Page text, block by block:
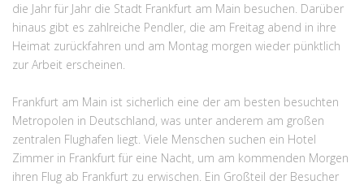
die Jahr für Jahr die Stadt Frankfurt am Main besuchen. Darüber
hinaus gibt es zahlreiche Pendler, die am Freitag abend in ihre
Heimat zurückfahren und am Montag morgen wieder pünktlich
zur Arbeit erscheinen.
Frankfurt am Main ist sicherlich eine der am besten besuchten
Metropolen in Deutschland, was unter anderem am großen
zentralen Flughafen liegt. Viele Menschen suchen ein Hotel
Zimmer in Frankfurt für eine Nacht, um am kommenden Morgen
ihren Flug ab Frankfurt zu erwischen. Ein Großteil der Besucher